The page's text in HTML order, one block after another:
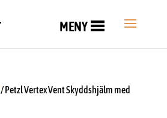
MENY
/ Petzl Vertex Vent Skyddshjälm med